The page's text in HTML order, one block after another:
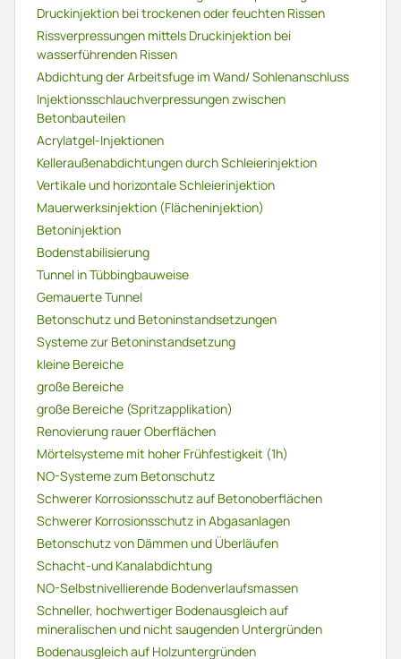
Druckinjektion bei trockenen oder feuchten Rissen
Rissverpressungen mittels Druckinjektion bei
wasserführenden Rissen
Abdichtung der Arbeitsfuge im Wand/ Sohlenanschluss
Injektionsschlauchverpressungen zwischen
Betonbauteilen
Acrylatgel-Injektionen
Kelleraußenabdichtungen durch Schleierinjektion
Vertikale und horizontale Schleierinjektion
Mauerwerksinjektion (Flächeninjektion)
Betoninjektion
Bodenstabilisierung
Tunnel in Tübbingbauweise
Gemauerte Tunnel
Betonschutz und Betoninstandsetzungen
Systeme zur Betoninstandsetzung
kleine Bereiche
große Bereiche
große Bereiche (Spritzapplikation)
Renovierung rauer Oberflächen
Mörtelsysteme mit hoher Frühfestigkeit (1h)
NO-Systeme zum Betonschutz
Schwerer Korrosionsschutz auf Betonoberflächen
Schwerer Korrosionsschutz in Abgasanlagen
Betonschutz von Dämmen und Überläufen
Schacht-und Kanalabdichtung
NO-Selbstnivellierende Bodenverlaufsmassen
Schneller, hochwertiger Bodenausgleich auf
mineralischen und nicht saugenden Untergründen
Bodenausgleich auf Holzuntergründen